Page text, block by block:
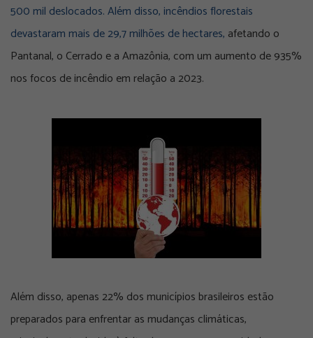
500 mil deslocados. Além disso, incêndios florestais
devastaram mais de 29,7 milhões de hectares, afetando o
Pantanal, o Cerrado e a Amazônia, com um aumento de 935%
nos focos de incêndio em relação a 2023.
Além disso, apenas 22% dos municípios brasileiros estão
preparados para enfrentar as mudanças climáticas,